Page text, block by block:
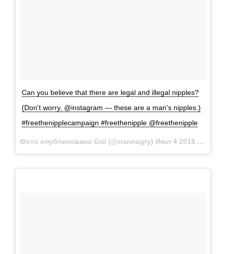
Can you believe that there are legal and illegal nipples?
(Don't worry, @instagram — these are a man's nipples.)
#freethenipplecampaign #freethenipple @freethenipple
Фото опубликовано Grü (@nannagry) Июл 4 2015 в 10:13 PDT